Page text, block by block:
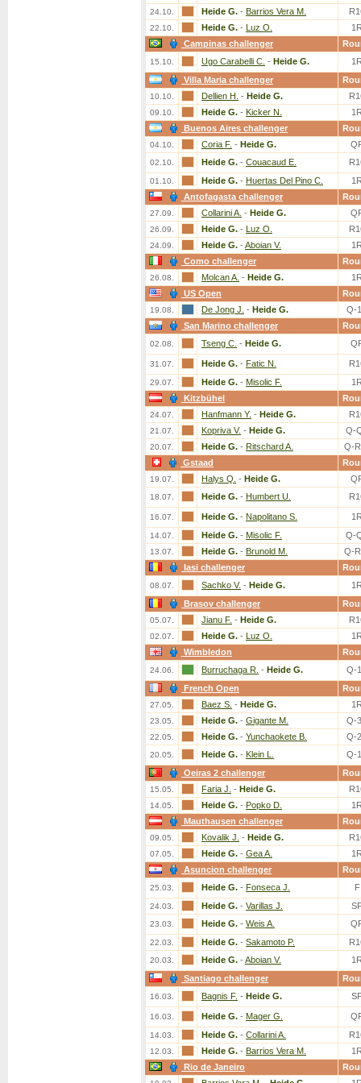
24.10. Heide G. - Barrios Vera M.
22.10. Heide G. - Luz O.
Campinas challenger
15.10. Ugo Carabelli C. - Heide G.
Villa Maria challenger
10.10. Dellien H. - Heide G.
09.10. Heide G. - Kicker N.
Buenos Aires challenger
04.10. Coria F. - Heide G.
02.10. Heide G. - Couacaud E.
01.10. Heide G. - Huertas Del Pino C.
Antofagasta challenger
27.09. Collarini A. - Heide G.
26.09. Heide G. - Luz O.
24.09. Heide G. - Aboian V.
Como challenger
26.08. Molcan A. - Heide G.
US Open
19.08. De Jong J. - Heide G.
Q-
San Marino challenger
02.08. Tseng C. - Heide G.
31.07. Heide G. - Fatic N.
29.07. Heide G. - Misolic F.
Kitzbühel
24.07. Hanfmann Y. - Heide G.
21.07. Kopriva V. - Heide G. Q-
20.07. Heide G. - Ritschard A.
Q-
Gstaad
19.07. Halys Q. - Heide G.
18.07. Heide G. - Humbert U.
16.07. Heide G. - Napolitano S.
14.07. Heide G. - Misolic F. Q-
13.07. Heide G. - Brunold M.
Q-
Iasi challenger
08.07. Sachko V. - Heide G.
Brasov challenger
05.07. Jianu F. - Heide G.
02.07. Heide G. - Luz O.
Wimbledon
24.06. Burruchaga R. - Heide G.
Q-
French Open
27.05. Baez S. - Heide G.
23.05. Heide G. - Gigante M. Q-
22.05. Heide G. - Yunchaokete B. Q-
20.05. Heide G. - Klein L.
Q-
Oeiras 2 challenger
15.05. Faria J. - Heide G.
14.05. Heide G. - Popko D.
Mauthausen challenger
09.05. Kovalik J. - Heide G.
07.05. Heide G. - Gea A.
Asuncion challenger
25.03. Heide G. - Fonseca J. F
24.03. Heide G. - Varillas J.
23.03. Heide G. - Weis A.
22.03. Heide G. - Sakamoto P.
20.03. Heide G. - Aboian V.
Santiago challenger
16.03. Bagnis F. - Heide G.
16.03. Heide G. - Mager G.
14.03. Heide G. - Collarini A.
12.03. Heide G. - Barrios Vera M.
Rio de Janeiro